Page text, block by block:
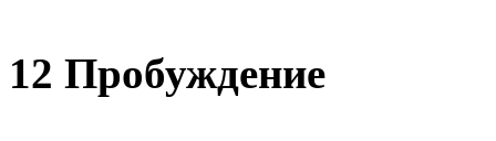
12 Пробуждение